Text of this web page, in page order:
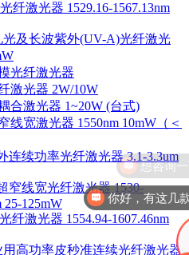
纤激光器 1529.16-1567.13nm
光及长波紫外(UV-A)光纤激光
光纤激光器
激光器 2W/10W
合激光器 1~20W (台式)
线宽激光器 1550nm 10mW（＜
连续功率光纤激光器 3.1-3.3um
窄线宽光纤激光器 1530-
25-125mW
纤激光器 1554.94-1607.46nm
用高功率皮秒准连续光纤激光器
你好，有这几